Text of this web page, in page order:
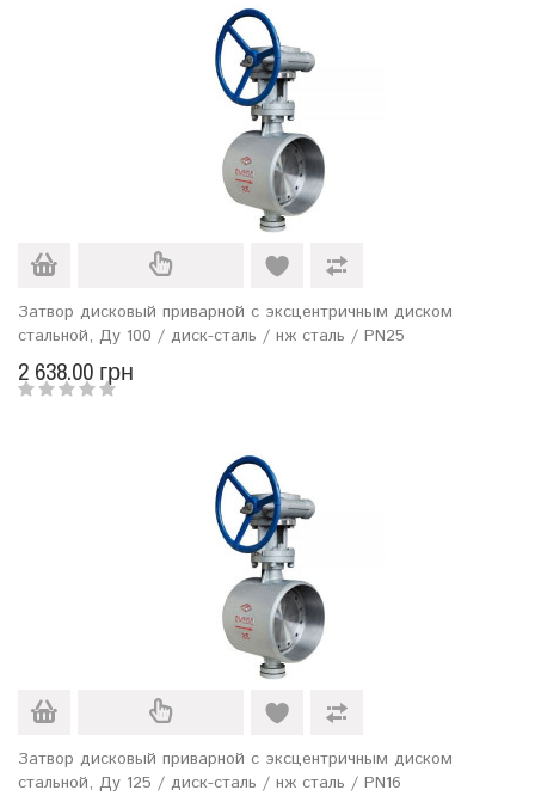
Затвор дисковый приварной с эксцентричным диском
стальной, Ду 100 / диск-сталь / нж сталь / PN25
2 638.00 грн
Затвор дисковый приварной с эксцентричным диском
стальной, Ду 125 / диск-сталь / нж сталь / PN16